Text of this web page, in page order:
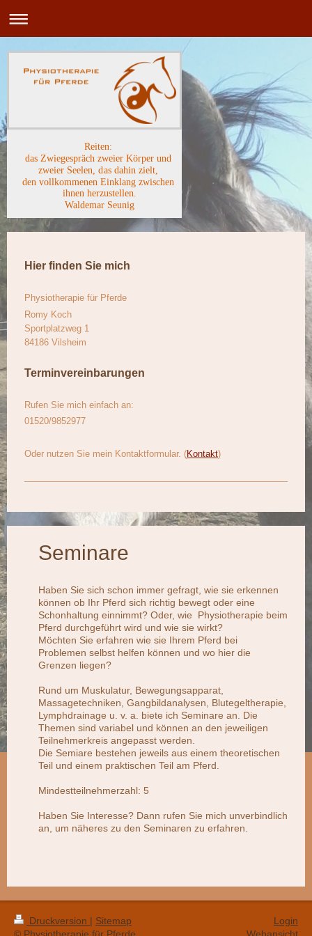
Reiten:
das Zwiegespräch zweier Körper und
zweier Seelen, das dahin zielt,
den vollkommenen Einklang zwischen
ihnen herzustellen.
Waldemar Seunig
Hier finden Sie mich
Physiotherapie für Pferde
Romy Koch
Sportplatzweg 1
84186 Vilsheim
Terminvereinbarungen
Rufen Sie mich einfach an:
01520/9852977
Oder nutzen Sie mein Kontaktformular. (Kontakt)
Seminare
Haben Sie sich schon immer gefragt, wie sie erkennen
können ob Ihr Pferd sich richtig bewegt oder eine
Schonhaltung einnimmt? Oder, wie Physiotherapie beim
Pferd durchgeführt wird und wie sie wirkt?
Möchten Sie erfahren wie sie Ihrem Pferd bei
Problemen selbst helfen können und wo hier die
Grenzen liegen?
Rund um Muskulatur, Bewegungsapparat,
Massagetechniken, Gangbildanalysen, Blutegeltherapie,
Lymphdrainage u. v. a. biete ich Seminare an. Die
Themen sind variabel und können an den jeweiligen
Teilnehmerkreis angepasst werden.
Die Semiare bestehen jeweils aus einem theoretischen
Teil und einem praktischen Teil am Pferd.
Mindestteilnehmerzahl: 5
Haben Sie Interesse? Dann rufen Sie mich unverbindlich
an, um näheres zu den Seminaren zu erfahren.
Druckversion | Sitemap
© Physiotherapie für Pferde
Login
Webansicht